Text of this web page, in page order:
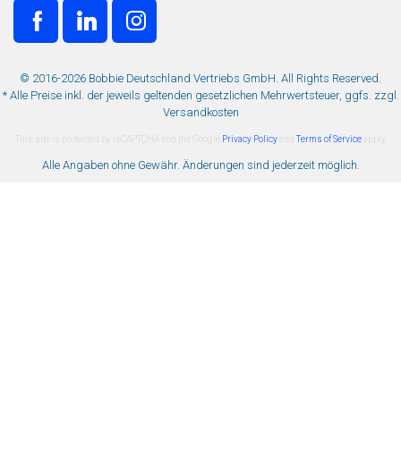
© 2016-2026 Bobbie Deutschland Vertriebs GmbH. All Rights Reserved.
* Alle Preise inkl. der jeweils geltenden gesetzlichen Mehrwertsteuer, ggfs. zzgl.
Versandkosten
This site is protected by reCAPTCHA and the Google Privacy PolicyandTerms of Serviceapply.
Alle Angaben ohne Gewähr. Änderungen sind jederzeit möglich.